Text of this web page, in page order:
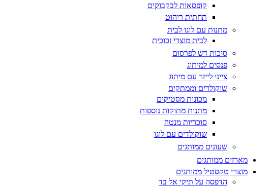
קופסאות לבקבוקים
תחתית ריהוט
מתנות עם לוגו לבית
לבית מוצרי זכוכית
סיכות דש לפרסום
פנסים למיתוג
צייני לייזר עם מיתוג
שוקולדים וממתקים
מכונות מסטיקים
מתנות מתוקות נוספות
סוכריות מנטה
שוקולדים עם לוגו
שעונים ממותגים
מארזים ממותגים
מוצרי טקסטיל ממותגים
הדפסה על תיקי אל בד